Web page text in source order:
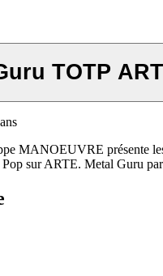
TOTP
MANOEUVRE présente
sur ARTE. Metal Guru